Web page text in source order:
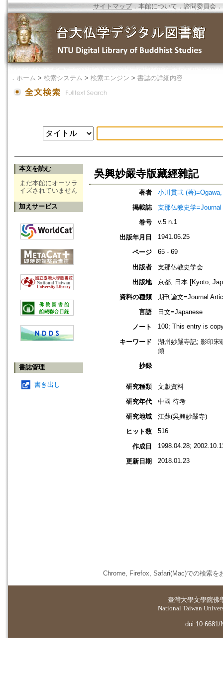
サイトマップ．本館について ． 諮問委員会 ．
． ホーム > 検索システム > 検索エンジン > 書誌の詳細内容
本文を読む
まだ本館にオーソラ
イズされていません
加えサービス
書誌管理
書き出し
吳興妙嚴寺版藏經雜記
著者
小川貫弌 (著
掲載誌
支那仏教史学
巻号
v.5 n.1
出版年月日 1941.06.25
ページ 65 - 69
出版者
支那仏教史学会
出版地
京都, 日本 [Kyoto,
資料の種類
期刊論文=Journal
言語
日文=Japanese
ノート
100; This entry is
キーワード
湖州妙嚴寺記; 影印宋
頫
抄録
研究種類
文獻資料
研究年代
中國-待考
研究地域
江蘇(吳興妙嚴寺)
ヒット数
516
作成日 1998.04.28;
更新日期 2018.01.23
Chrome, Firefox, Safari(Mac)での検索を
臺灣大學文學院佛
National Taiwan
doi:10.6681/